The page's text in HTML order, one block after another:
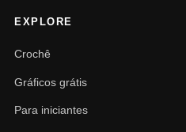
EXPLORE
Crochê
Gráficos grátis
Para iniciantes